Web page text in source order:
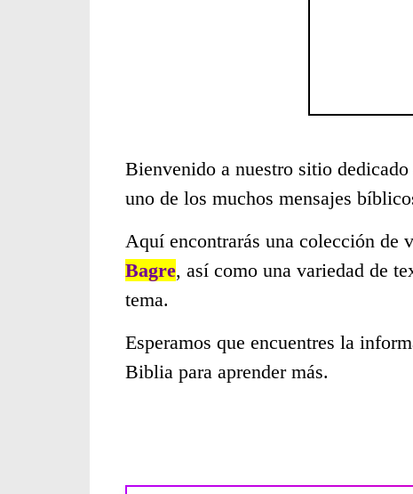
Bienvenido a nuestro sitio
uno de los muchos mensajes
Aquí encontrarás una colección de
Bagre, así como una variedad de
tema.
Esperamos que encuentres la
Biblia para aprender más.